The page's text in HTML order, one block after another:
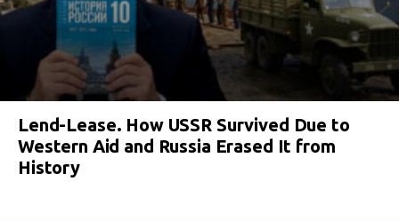
Lend-Lease. How USSR Survived Due to
Western Aid and Russia Erased It from
History